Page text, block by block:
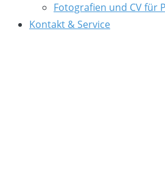
Fotografien und CV für
Kontakt & Service